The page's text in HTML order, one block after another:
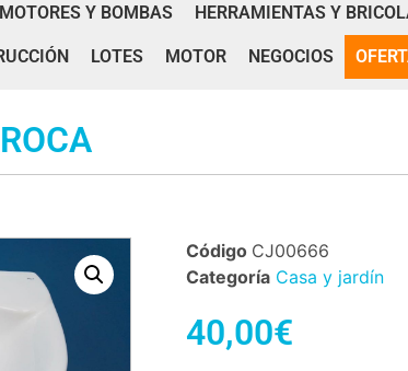
MOTORES Y BOMBAS HERRAMIENTAS Y
LOTES MOTOR NEGOCIOS
Código CJ00666
Categoría Casa y jardín
40,00€